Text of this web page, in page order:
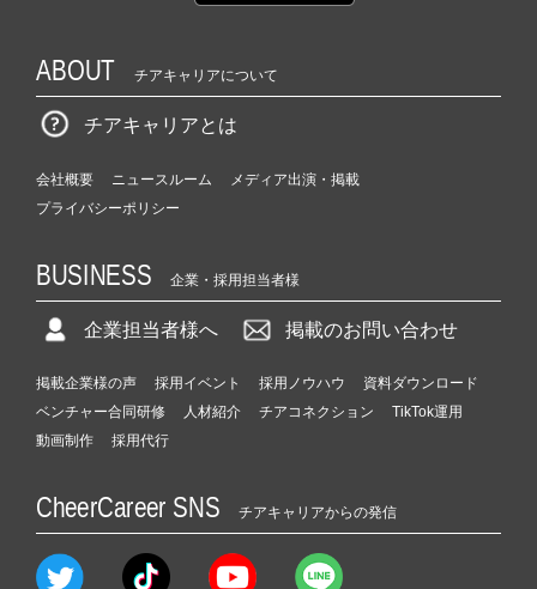
ABOUT チアキャリアについて
チアキャリアとは
会社概要 ニュースルーム
メディア出演・掲載
プライバシーポリシー
BUSINESS 企業・採用担当者様
企業担当者様へ 掲載のお問い合わせ
掲載企業様の声 採用イベント 採用ノウハウ
資料ダウンロード
ベンチャー合同研修
人材紹介 チアコネクション
TikTok運用
動画制作
採用代行
CheerCareer SNS チアキャリアからの発信